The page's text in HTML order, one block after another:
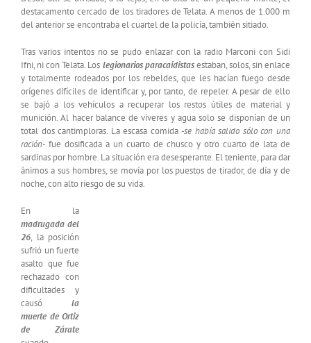
destacamento cercado de los tiradores de Telata. A menos de 1.000 m
del anterior se encontraba el cuartel de la policía, también sitiado.
Tras varios intentos no se pudo enlazar con la radio Marconi con Sidi
Ifni, ni con Telata. Los legionarios paracaidistasestaban, solos, sin enlace
y totalmente rodeados por los rebeldes, que les hacían fuego desde
orígenes difíciles de identificar y, por tanto, de repeler. A pesar de ello
se bajó a los vehículos a recuperar los restos útiles de material y
munición. Al hacer balance de víveres y agua solo se disponían de un
total dos cantimploras. La escasa comida -se había salido sólo con una
ración- fue dosificada a un cuarto de chusco y otro cuarto de lata de
sardinas por hombre. La situación era desesperante. El teniente, para dar
ánimos a sus hombres, se movía por los puestos de tirador, de día y de
noche, con alto riesgo de su vida.
En la
madrugada del
26, la posición
sufrió un fuerte
asalto que fue
rechazado con
dificultades y
causó la
muerte de Ortiz
de Zárate